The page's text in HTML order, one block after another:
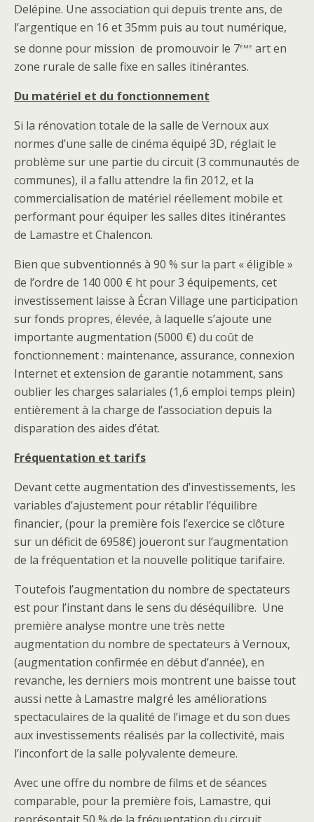
Delépine. Une association qui depuis trente ans, de
l’argentique en 16 et 35mm puis au tout numérique,
se donne pour mission de promouvoir le 7ème art en
zone rurale de salle fixe en salles itinérantes.
Du matériel et du fonctionnement
Si la rénovation totale de la salle de Vernoux aux
normes d’une salle de cinéma équipé 3D, réglait le
problème sur une partie du circuit (3 communautés de
communes), il a fallu attendre la fin 2012, et la
commercialisation de matériel réellement mobile et
performant pour équiper les salles dites itinérantes
de Lamastre et Chalencon.
Bien que subventionnés à 90 % sur la part « éligible »
de l’ordre de 140 000 € ht pour 3 équipements, cet
investissement laisse à Écran Village une participation
sur fonds propres, élevée, à laquelle s’ajoute une
importante augmentation (5000 €) du coût de
fonctionnement : maintenance, assurance, connexion
Internet et extension de garantie notamment, sans
oublier les charges salariales (1,6 emploi temps plein)
entièrement à la charge de l’association depuis la
disparation des aides d’état.
Fréquentation et tarifs
Devant cette augmentation des d’investissements, les
variables d’ajustement pour rétablir l’équilibre
financier, (pour la première fois l’exercice se clôture
sur un déficit de 6958€) joueront sur l’augmentation
de la fréquentation et la nouvelle politique tarifaire.
Toutefois l’augmentation du nombre de spectateurs
est pour l’instant dans le sens du déséquilibre. Une
première analyse montre une très nette
augmentation du nombre de spectateurs à Vernoux,
(augmentation confirmée en début d’année), en
revanche, les derniers mois montrent une baisse tout
aussi nette à Lamastre malgré les améliorations
spectaculaires de la qualité de l’image et du son dues
aux investissements réalisés par la collectivité, mais
l’inconfort de la salle polyvalente demeure.
Avec une offre du nombre de films et de séances
comparable, pour la première fois, Lamastre, qui